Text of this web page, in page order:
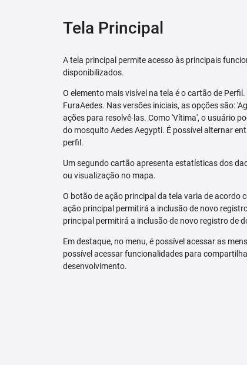
Tela Principal
A tela principal permite acesso às principais
disponibilizados.
O elemento mais visível na tela é o cartão de
FuraAedes. Nas versões iniciais, as opções são:
ações para resolvê-las. Como 'Vítima', o usuário
do mosquito Aedes Aegypti. É possível alternar
perfil.
Um segundo cartão apresenta estatísticas dos
ou visualização no mapa.
O botão de ação principal da tela varia de acordo
ação principal permitirá a inclusão de novo
principal permitirá a inclusão de novo registro de
Em destaque, no menu, é possível acessar as
possível acessar funcionalidades para
desenvolvimento.